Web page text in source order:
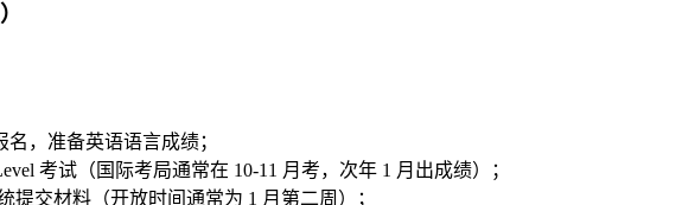
名，准备英语语言成绩；
考试（国际考局通常在 10-11 月考，次年 1 月出成绩）；
提交材料（开放时间通常为 1 月第二周）；